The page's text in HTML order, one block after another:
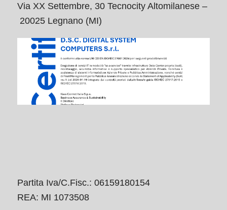
Via XX Settembre, 30 Tecnocity Altomilanese –
20025 Legnano (MI)
Partita Iva/C.Fisc.: 06159180154
REA: MI 1073508